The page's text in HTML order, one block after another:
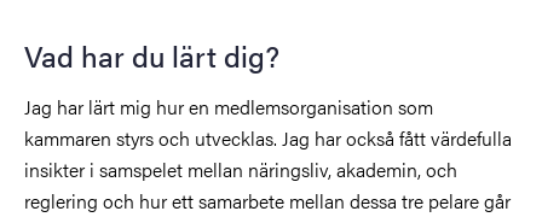
Vad har du lärt dig?
Jag har lärt mig hur en medlemsorganisation som
kammaren styrs och utvecklas. Jag har också fått värdefulla
insikter i samspelet mellan näringsliv, akademin, och
reglering och hur ett samarbete mellan dessa tre pelare går